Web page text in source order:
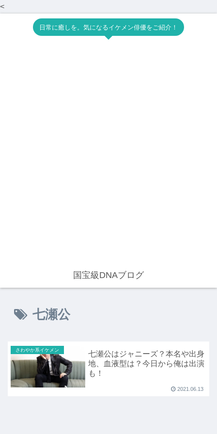
<
日常に癒しを。気になるイケメン俳優をご紹介！
国宝級DNAブログ
七瀬公
さわやか系イケメン
七瀬公はジャニーズ？本名や出身
地、血液型は？今日から俺は出演
も！
2021.06.13